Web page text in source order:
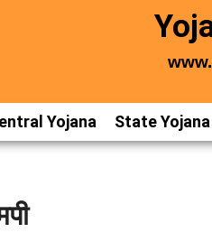
Yojana State Yojana